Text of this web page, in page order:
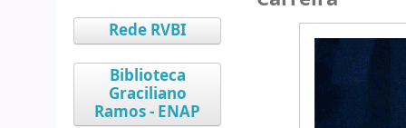
Rede RVBI
Biblioteca
Graciliano
Ramos - ENAP